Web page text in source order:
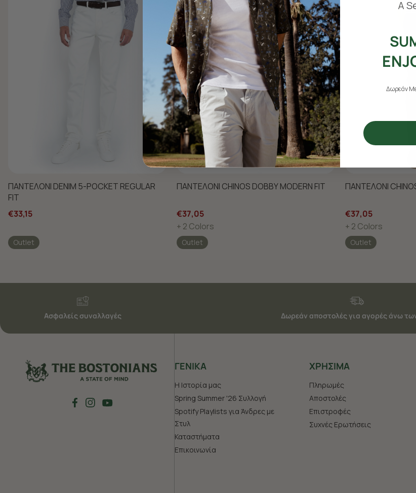
ΠΑΝΤΕΛΟΝΙ DENIM 5-POCKET REGULAR
FIT
€33,15
Outlet
ΠΑΝΤΕΛΟΝΙ CHINOS DOBBY MODERN FIT
€37,05
+ 2 Colors
Outlet
ΠΑΝΤΕΛΟΝΙ
€37,05
+ 2 Colors
Outlet
Ασφαλείς συναλλαγές Δωρεάν αποστολές για αγορές άνω
ΓΕΝΙΚΑ
Η Ιστορία μας
Spring Summer '26 Συλλογή
Spotify Playlists για Άνδρες με
Στυλ
Καταστήματα
Επικοινωνία
ΧΡHΣΙΜΑ
Πληρωμές
Αποστολές
Επιστροφές
Συχνές Ερωτήσεις
A
Δωρεάν